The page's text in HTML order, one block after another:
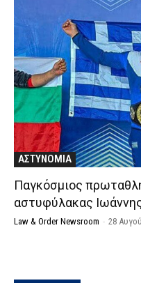
ΑΣΤΥΝΟΜΙΑ
Παγκόσμιος
αστυφύλακας
Law & Order Newsroom - 28